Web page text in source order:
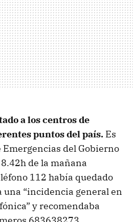
a los centros de
puntos del país. Es
Emergencias del Gobierno
de la mañana
112 había quedado
“incidencia general en
y recomendaba